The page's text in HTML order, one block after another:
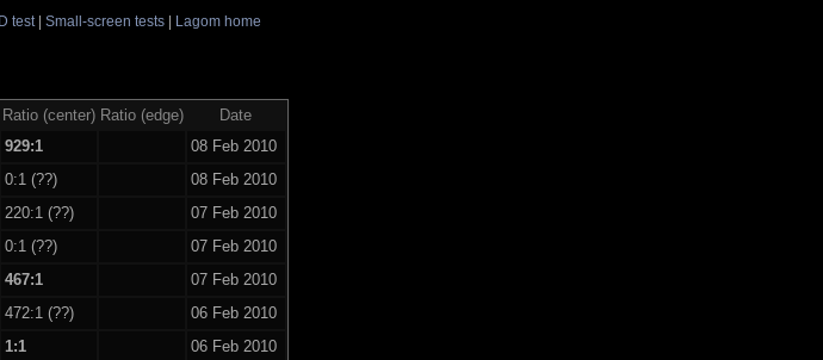
test| Small-screen tests| Lagom home
Ratio (center) Ratio (edge)
Date
929:1
08 Feb 2010
0:1 (??)
08 Feb 2010
220:1 (??)
07 Feb 2010
0:1 (??)
07 Feb 2010
467:1
07 Feb 2010
472:1 (??)
06 Feb 2010
1:1
06 Feb 2010